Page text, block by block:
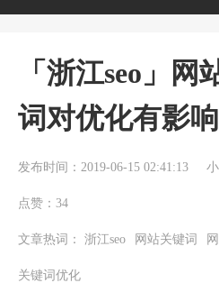
「浙江seo」
词对优化有影
发布时间：2019-06-15 02:41:13
点赞：34
文章热词： 浙江seo 网站关键词
关键词优化